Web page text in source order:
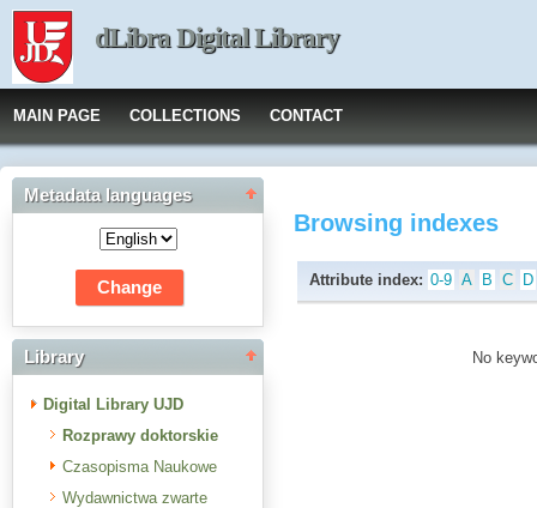
dLibra Digital Library
MAIN PAGE COLLECTIONS CONTACT
Metadata languages
Library
Digital Library UJD
Rozprawy doktorskie
Czasopisma Naukowe
Wydawnictwa zwarte
Browsing indexes
Attribute index: 0-9 A B C D
No